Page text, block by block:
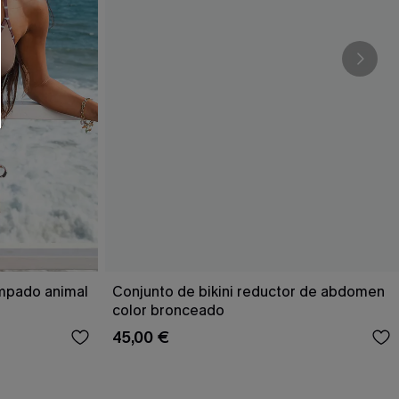
animal
Conjunto de bikini reductor de abdomen
color bronceado
45,00 €
formulario, usted acepta nuestros
, y además acepta recibir correos
de Cupshe en cualquier momento del
compra. Podemos utilizar la
y ofertas adaptados a su perfil.